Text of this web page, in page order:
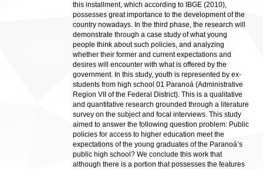
this installment, which according to IBGE (2010),
possesses great importance to the development of the
country nowadays. In the third phase, the research will
demonstrate through a case study of what young
people think about such policies, and analyzing
whether their former and current expectations and
desires will encounter with what is offered by the
government. In this study, youth is represented by ex-
students from high school 01 Paranoá (Administrative
Region VII of the Federal District). This is a qualitative
and quantitative research grounded through a literature
survey on the subject and focal interviews. This study
aimed to answer the following question problem: Public
policies for access to higher education meet the
expectations of the young graduates of the Paranoá’s
public high school? We conclude this work that
although there is a portion that possesses the features